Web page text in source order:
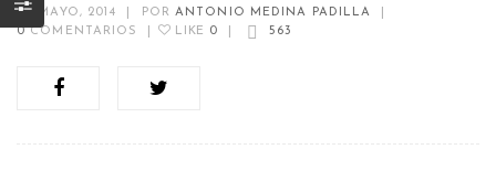
20 MAYO, 2014 PORANTONIO MEDINA PADILLA
0COMENTARIOS LIKE 0 563